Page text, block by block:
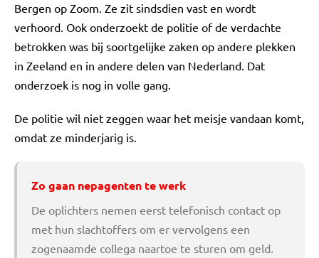
Bergen op Zoom. Ze zit sindsdien vast en wordt
verhoord. Ook onderzoekt de politie of de verdachte
betrokken was bij soortgelijke zaken op andere plekken
in Zeeland en in andere delen van Nederland. Dat
onderzoek is nog in volle gang.
De politie wil niet zeggen waar het meisje vandaan komt,
omdat ze minderjarig is.
Zo gaan nepagenten te werk
De oplichters nemen eerst telefonisch contact op
met hun slachtoffers om er vervolgens een
zogenaamde collega naartoe te sturen om geld.